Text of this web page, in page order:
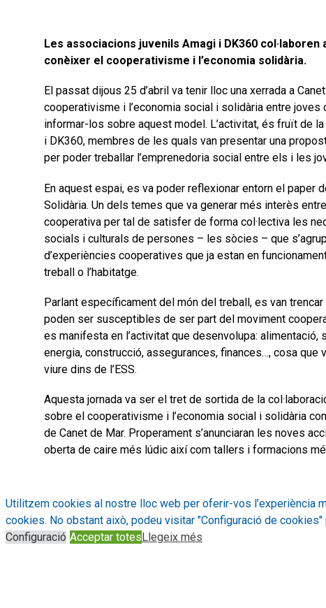
Les associacions juvenils Amagi i DK360
conèixer el cooperativisme i l’economia solidària.
El passat dijous 25 d’abril va tenir lloc una xerrada a
cooperativisme i l’economia social i solidària entre
informar-los sobre aquest model. L’activitat, és fruït de
i DK360, membres de les quals van presentar una
per poder treballar l’emprenedoria social entre els i les
En aquest espai, es va poder reflexionar entorn el paper
Solidària. Un dels temes que va generar més interès
cooperativa per tal de satisfer de forma col·lectiva les
socials i culturals de persones – les sòcies – que
d’experiències cooperatives que ja estan en
treball o l’habitatge.
Parlant específicament del món del treball, es van
poden ser susceptibles de ser part del moviment
es manifesta en l’activitat que desenvolupa:
energia, construcció, assegurances, finances…, cosa
viure dins de l’ESS.
Aquesta jornada va ser el tret de sortida de la
sobre el cooperativisme i l’economia social i solidària
de Canet de Mar. Properament s’anunciaran les noves
oberta de caire més lúdic així com tallers i formacions
Utilitzem cookies al nostre lloc web per oferir-vos l’experiència
cookies. No obstant això, podeu visitar "Configuració de
Configuració Acceptar totesLlegeix més